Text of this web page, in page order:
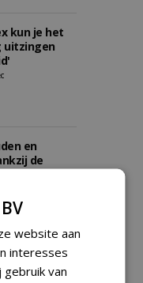
kun je het
uitzingen
en
de
website aan
interesses
van